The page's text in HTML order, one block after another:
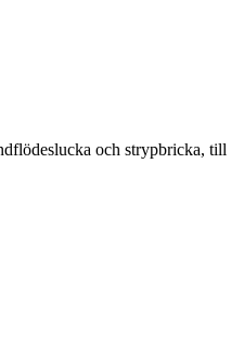
och strypbricka, till